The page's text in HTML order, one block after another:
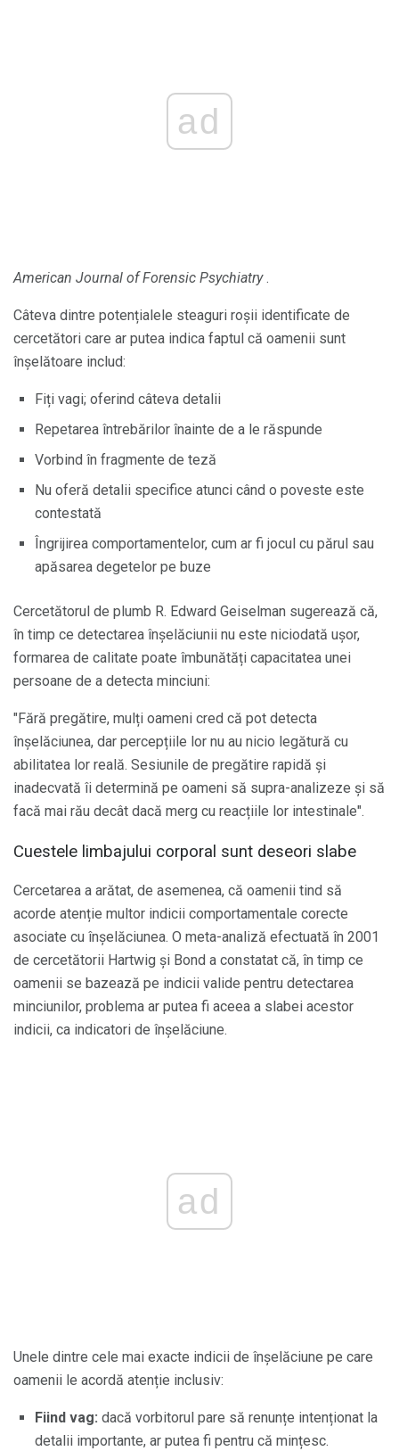
ad
American Journal of Forensic Psychiatry.
Câteva dintre potențialele steaguri roșii identificate de
cercetători care ar putea indica faptul că oamenii sunt
înșelătoare includ:
Fiți vagi; oferind câteva detalii
Repetarea întrebărilor înainte de a le răspunde
Vorbind în fragmente de teză
Nu oferă detalii specifice atunci când o poveste este
contestată
Îngrijirea comportamentelor, cum ar fi jocul cu părul sau
apăsarea degetelor pe buze
Cercetătorul de plumb R. Edward Geiselman sugerează că,
în timp ce detectarea înșelăciunii nu este niciodată ușor,
formarea de calitate poate îmbunătăți capacitatea unei
persoane de a detecta minciuni:
"Fără pregătire, mulți oameni cred că pot detecta
înșelăciunea, dar percepțiile lor nu au nicio legătură cu
abilitatea lor reală. Sesiunile de pregătire rapidă și
inadecvată îi determină pe oameni să supra-analizeze și să
facă mai rău decât dacă merg cu reacțiile lor intestinale".
Cuestele limbajului corporal sunt deseori slabe
Cercetarea a arătat, de asemenea, că oamenii tind să
acorde atenție multor indicii comportamentale corecte
asociate cu înșelăciunea. O meta-analiză efectuată în 2001
de cercetătorii Hartwig și Bond a constatat că, în timp ce
oamenii se bazează pe indicii valide pentru detectarea
minciunilor, problema ar putea fi aceea a slabei acestor
indicii, ca indicatori de înșelăciune.
ad
Unele dintre cele mai exacte indicii de înșelăciune pe care
oamenii le acordă atenție inclusiv:
Fiind vag: dacă vorbitorul pare să renunțe intenționat la
detalii importante, ar putea fi pentru că mințesc.